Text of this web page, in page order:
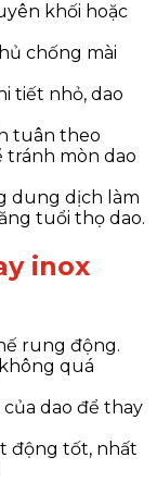
khối hoặc
chống mài
tiết nhỏ, dao
tuân theo
tránh mòn dao
dung dịch làm
tuổi thọ dao.
inox
rung động.
quá
dao để thay
động tốt, nhất